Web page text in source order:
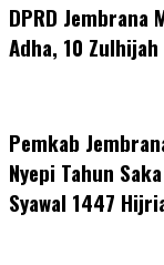
DPRD Jembrana
Adha, 10
Pemkab
Nyepi Tahun
Syawal 1447